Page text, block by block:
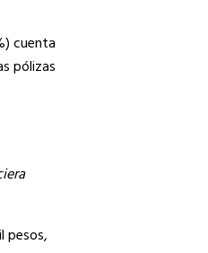
cuenta
pólizas
pesos,